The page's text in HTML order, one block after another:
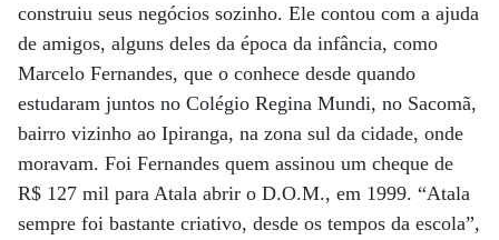
construiu seus negócios sozinho. Ele contou com a ajuda
de amigos, alguns deles da época da infância, como
Marcelo Fernandes, que o conhece desde quando
estudaram juntos no Colégio Regina Mundi, no Sacomã,
bairro vizinho ao Ipiranga, na zona sul da cidade, onde
moravam. Foi Fernandes quem assinou um cheque de
R$ 127 mil para Atala abrir o D.O.M., em 1999. “Atala
sempre foi bastante criativo, desde os tempos da escola”,